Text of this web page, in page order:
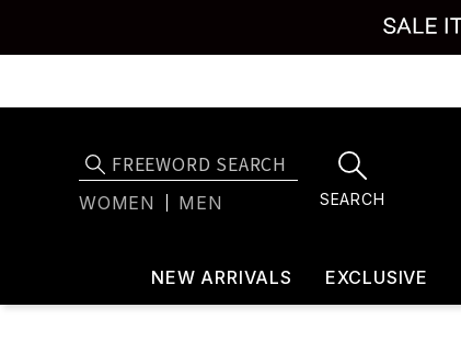
WOMEN MEN SEARCH
NEW ARRIVALS EXCLUSIVE